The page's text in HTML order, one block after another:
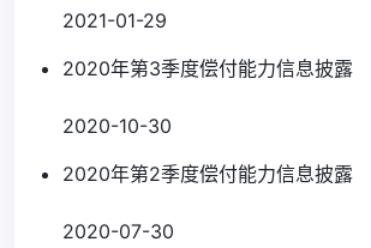
2021-01-29
2020年第3季度偿付能力信息披露
2020-10-30
2020年第2季度偿付能力信息披露
2020-07-30